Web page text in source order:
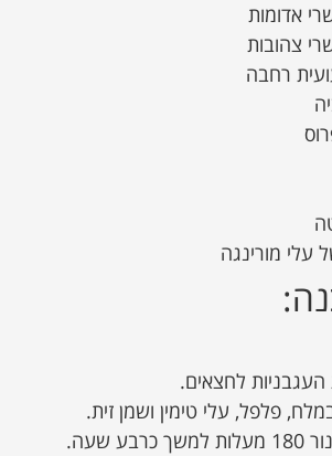
עלי מורינגה
העגבניות לחצאים.
פלפל, עלי טימין ושמן זית.
צולים בתנור 180 מעלות למשך כרבע שעה.